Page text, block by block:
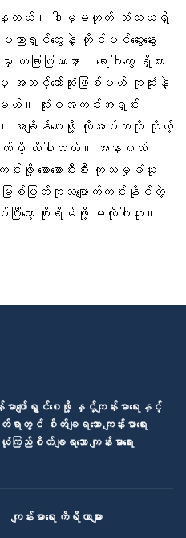
ချာနေတယ်၊ ဒါမှမဟုတ် သံသယရှိ
ပညာရှင်တွေနဲ့ တိုင်ပင်ဆွေးနွေး
ခြားပြဿနာ၊ ရောဂါတွေ ရှိလား
မှ အသင့်တော်ဆုံးဖြစ်မယ့် ကုထုံးနဲ့
ယ်။ လုံးဝအကင်းအရှင်း
အချိန်ပေးဖို့ လိုအပ်သလို ကိုယ့်
တတ်ဖို့ လိုပါတယ်။ အနာဂတ်
းဖို့ စောစောစီးစီး ကုသမှုခံယူ
စ်ပြတ်ကုသပျောက်ကင်းနိုင်တဲ့
တော့ စိုးရိမ်ဖို့ မလိုပါဘူး။
ပျော်ရွှင်စေဖို့ နှင့်ကျန်းမာရေးနှင့်
ာတွင် စိတ်ချရသော ကျန်းမာရေး
ြည်စိတ်ချရသော ကျန်းမာရေး
ကျန်းမာရေး ကိရိယာများ